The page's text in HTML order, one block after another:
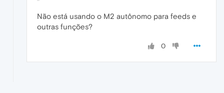
Não está usando o M2 autônomo para feeds e
outras funções?
0